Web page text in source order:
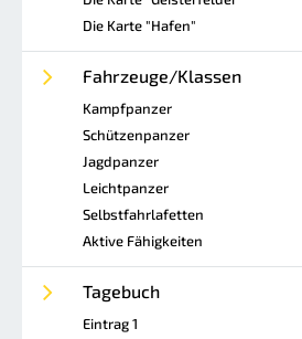
Die Karte "Hafen"
Fahrzeuge/Klassen
Kampfpanzer
Schützenpanzer
Jagdpanzer
Leichtpanzer
Selbstfahrlafetten
Aktive Fähigkeiten
Tagebuch
Eintrag 1